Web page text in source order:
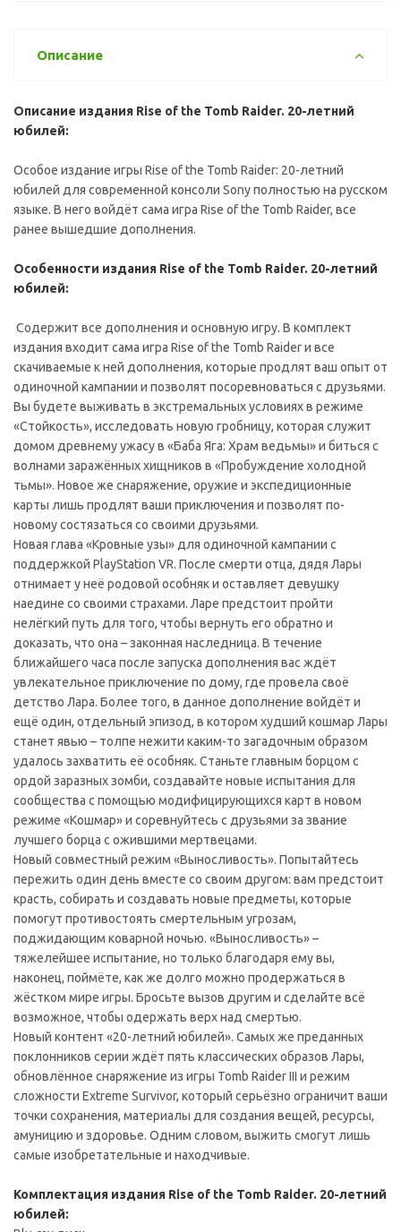
Описание
Описание издания Rise of the Tomb Raider. 20-летний
юбилей:
Особое издание игры Rise of the Tomb Raider: 20-летний
юбилей для современной консоли Sony полностью на русском
языке. В него войдёт сама игра Rise of the Tomb Raider, все
ранее вышедшие дополнения.
Особенности издания Rise of the Tomb Raider. 20-летний
юбилей:
Содержит все дополнения и основную игру. В комплект
издания входит сама игра Rise of the Tomb Raider и все
скачиваемые к ней дополнения, которые продлят ваш опыт от
одиночной кампании и позволят посоревноваться с друзьями.
Вы будете выживать в экстремальных условиях в режиме
«Стойкость», исследовать новую гробницу, которая служит
домом древнему ужасу в «Баба Яга: Храм ведьмы» и биться с
волнами заражённых хищников в «Пробуждение холодной
тьмы». Новое же снаряжение, оружие и экспедиционные
карты лишь продлят ваши приключения и позволят по-
новому состязаться со своими друзьями.
Новая глава «Кровные узы» для одиночной кампании с
поддержкой PlayStation VR. После смерти отца, дядя Лары
отнимает у неё родовой особняк и оставляет девушку
наедине со своими страхами. Ларе предстоит пройти
нелёгкий путь для того, чтобы вернуть его обратно и
доказать, что она – законная наследница. В течение
ближайшего часа после запуска дополнения вас ждёт
увлекательное приключение по дому, где провела своё
детство Лара. Более того, в данное дополнение войдёт и
ещё один, отдельный эпизод, в котором худший кошмар Лары
станет явью – толпе нежити каким-то загадочным образом
удалось захватить её особняк. Станьте главным борцом с
ордой заразных зомби, создавайте новые испытания для
сообщества с помощью модифицирующихся карт в новом
режиме «Кошмар» и соревнуйтесь с друзьями за звание
лучшего борца с ожившими мертвецами.
Новый совместный режим «Выносливость». Попытайтесь
пережить один день вместе со своим другом: вам предстоит
красть, собирать и создавать новые предметы, которые
помогут противостоять смертельным угрозам,
поджидающим коварной ночью. «Выносливость» –
тяжелейшее испытание, но только благодаря ему вы,
наконец, поймёте, как же долго можно продержаться в
жёстком мире игры. Бросьте вызов другим и сделайте всё
возможное, чтобы одержать верх над смертью.
Новый контент «20-летний юбилей». Самых же преданных
поклонников серии ждёт пять классических образов Лары,
обновлённое снаряжение из игры Tomb Raider III и режим
сложности Extreme Survivor, который серьёзно ограничит ваши
точки сохранения, материалы для создания вещей, ресурсы,
амуницию и здоровье. Одним словом, выжить смогут лишь
самые изобретательные и находчивые.
Комплектация издания Rise of the Tomb Raider. 20-летний
юбилей: